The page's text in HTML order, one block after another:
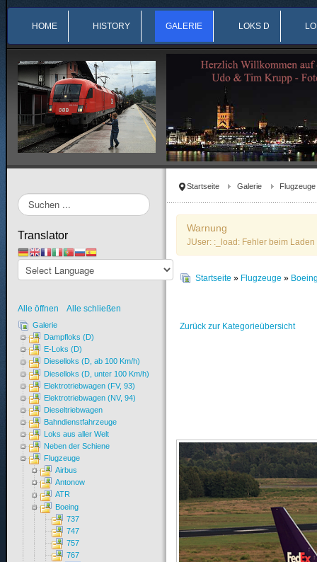
HOME HISTORY GALERIE LOKS D
Startseite Galerie Flugzeuge
Warnung
JUser: :_load: Fehler beim
Startseite » Flugzeuge »
Zurück zur Kategorieübersicht
Suchen
...
Translator
Alle öffnen Alle schließen
Galerie
Dampfloks (D)
E-Loks (D)
Dieselloks (D, ab 100 Km/h)
Dieselloks (D, unter 100 Km/h)
Elektrotriebwagen (FV, 93)
Elektrotriebwagen (NV, 94)
Dieseltriebwagen
Bahndienstfahrzeuge
Loks aus aller Welt
Neben der Schiene
Flugzeuge
Airbus
Antonow
ATR
Boeing
737
747
757
767